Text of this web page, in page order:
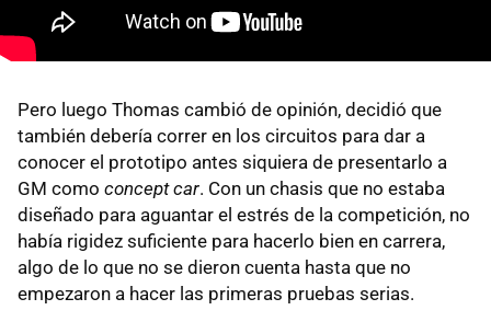
Pero luego Thomas cambió de opinión, decidió que
también debería correr en los circuitos para dar a
conocer el prototipo antes siquiera de presentarlo a
GM como concept car. Con un chasis que no estaba
diseñado para aguantar el estrés de la competición, no
había rigidez suficiente para hacerlo bien en carrera,
algo de lo que no se dieron cuenta hasta que no
empezaron a hacer las primeras pruebas serias.